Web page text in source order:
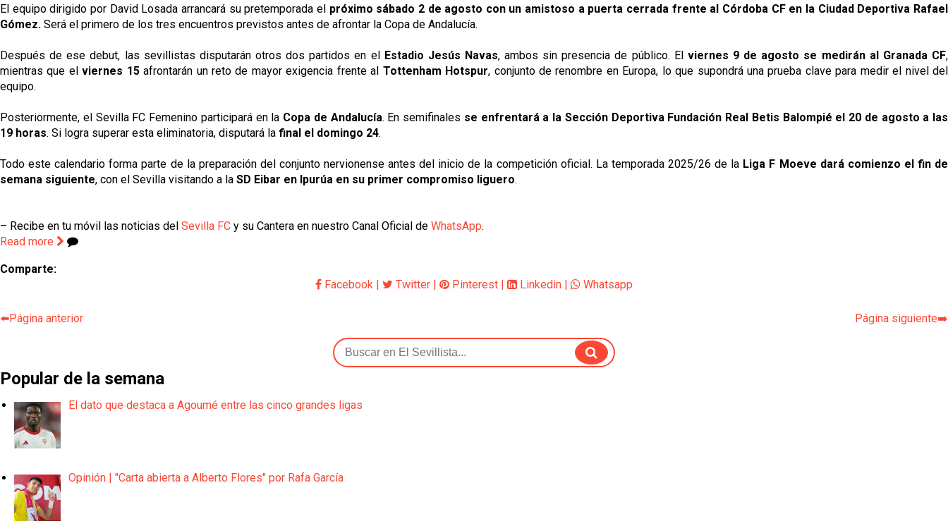
El equipo dirigido por David Losada arrancará su pretemporada el próximo sábado 2 de agosto con un amistoso a puerta cerrada frente al Córdoba CF en la Ciudad Deportiva Rafael
Gómez. Será el primero de los tres encuentros previstos antes de afrontar la Copa de Andalucía.
Después de ese debut, las sevillistas disputarán otros dos partidos en el Estadio Jesús Navas, ambos sin presencia de público. El viernes 9 de agosto se medirán al Granada CF,
mientras que elviernes 15afrontarán un reto de mayor exigencia frente al Tottenham Hotspur, conjunto de renombre en Europa, lo que supondrá una prueba clave para medir el nivel del
equipo.
Posteriormente, el Sevilla FC Femenino participará en la Copa de Andalucía. En semifinales se enfrentará a la Sección Deportiva Fundación Real Betis Balompié el 20 de agosto a las
19 horas. Si logra superar esta eliminatoria, disputará la final el domingo 24.
Todo este calendario forma parte de la preparación del conjunto nervionense antes del inicio de la competición oficial. La temporada 2025/26 de la Liga F Moeve dará comienzo el fin de
semana siguiente, con el Sevilla visitando a la SD Eibar en Ipurúa en su primer compromiso liguero.
– Recibe en tu móvil las noticias del Sevilla FC y su Cantera en nuestro Canal Oficial de WhatsApp.
Read more
Comparte:
Facebook | Twitter | Pinterest | Linkedin | Whatsapp
⬅️Página anterior Página siguiente➡️
Popular de la semana
El dato que destaca a Agoumé entre las cinco grandes ligas
Opinión | "Carta abierta a Alberto Flores" por Rafa García